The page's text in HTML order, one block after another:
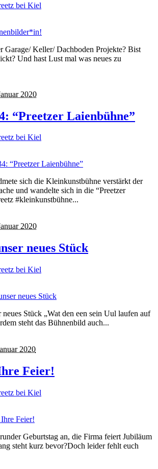
bei Kiel
Garage/ Keller/ Dachboden Projekte? Bist
Und hast Lust mal was neues zu
2020
“Preetzer Laienbühne”
bei Kiel
sich die Kleinkunstbühne verstärkt der
und wandelte sich in die “Preetzer
#kleinkunstbühne...
2020
neues Stück
bei Kiel
Stück „Wat den een sein Uul laufen auf
steht das Bühnenbild auch...
2020
Feier!
bei Kiel
Geburtstag an, die Firma feiert Jubiläum
steht kurz bevor?Doch leider fehlt euch